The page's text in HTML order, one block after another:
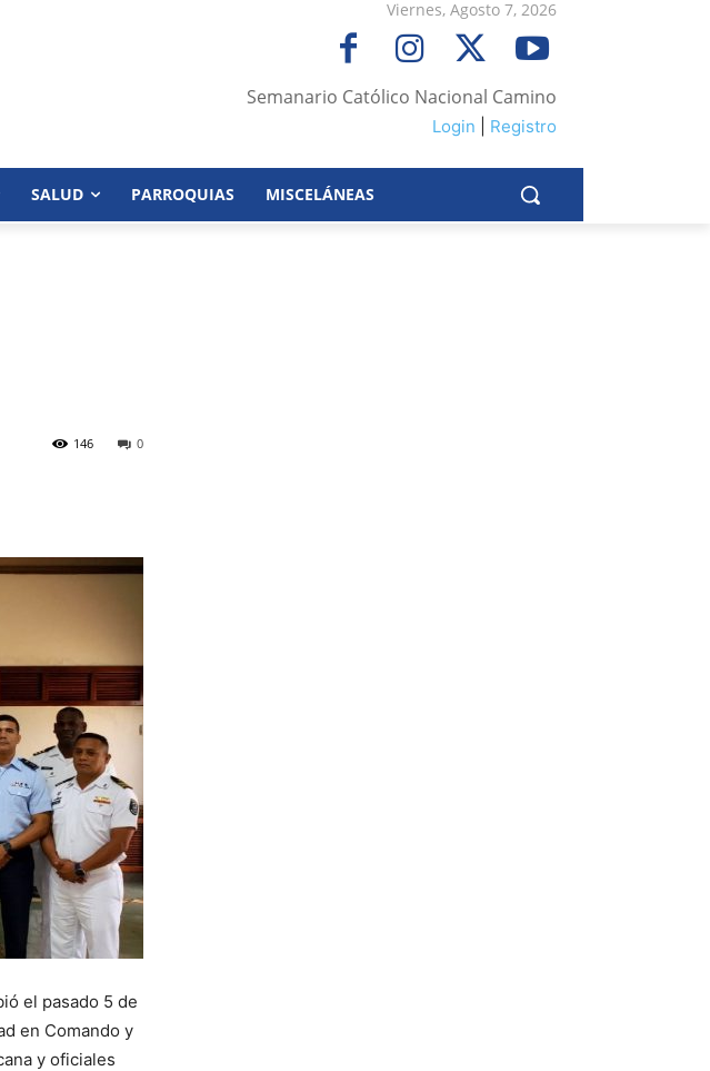
Viernes, Agosto 7, 2026
Semanario Católico Nacional Camino
Login Registro
SALUD PARROQUIAS MISCELÁNEAS
0
146
el pasado 5 de
en Comando y
y oficiales